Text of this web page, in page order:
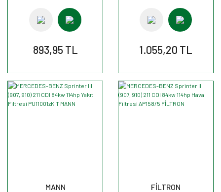
893,95 TL 1.055,20 TL
MANN FİLTRON